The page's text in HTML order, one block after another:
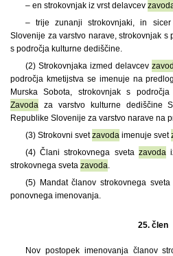
– en strokovnjak iz vrst delavcev
– trije zunanji strokovnjaki, in sicer
Slovenije za varstvo narave, strokovnjak s
s področja kulturne dediščine.
(2) Strokovnjaka izmed delavcev
področja kmetijstva se imenuje na
Murska Sobota, strokovnjak s
Zavoda za varstvo kulturne dediščine
Republike Slovenije za varstvo narave na
(3) Strokovni svetzavodaimenuje svet
(4) Člani strokovnega sveta zavoda
strokovnega sveta zavoda.
(5) Mandat članov strokovnega
ponovnega imenovanja.
25. člen
Nov postopek imenovanja članov